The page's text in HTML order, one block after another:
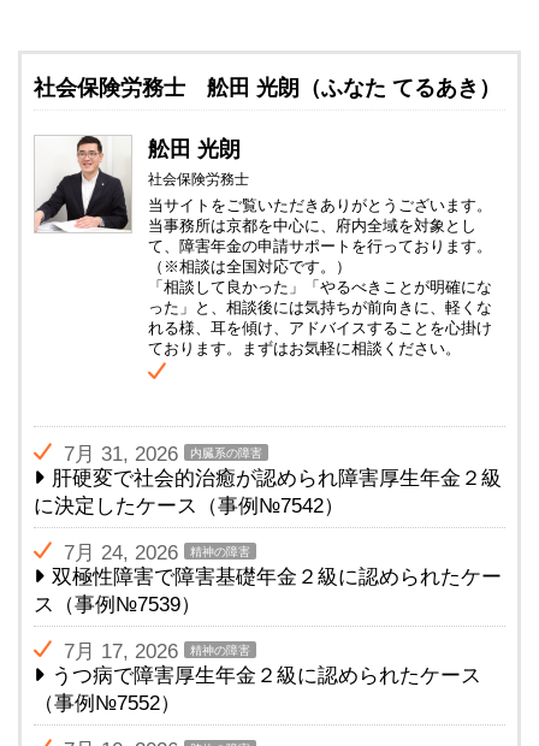
社会保険労務士 舩田 光朗（ふなた てるあき）
舩田 光朗
社会保険労務士
当サイトをご覧いただきありがとうございます。
当事務所は京都を中心に、府内全域を対象とし
て、障害年金の申請サポートを行っております。
（※相談は全国対応です。）
「相談して良かった」「やるべきことが明確にな
った」と、相談後には気持ちが前向きに、軽くな
れる様、耳を傾け、アドバイスすることを心掛け
ております。まずはお気軽に相談ください。
7月 31, 2026 内臓系の障害
肝硬変で社会的治癒が認められ障害厚生年金２級
に決定したケース（事例№7542）
7月 24, 2026 精神の障害
双極性障害で障害基礎年金２級に認められたケー
ス（事例№7539）
7月 17, 2026 精神の障害
うつ病で障害厚生年金２級に認められたケース
（事例№7552）